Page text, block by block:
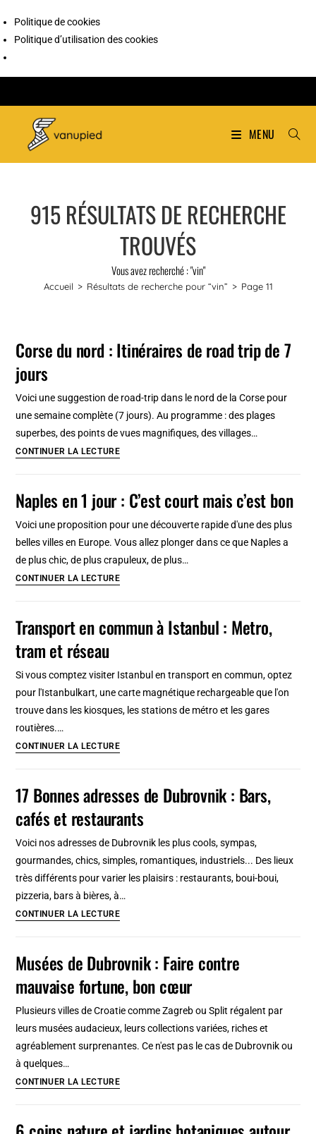
Politique de cookies
Politique d’utilisation des cookies
MENU
915RÉSULTATS DE RECHERCHE
TROUVÉS
Vous avez recherché : "vin"
Accueil > Résultats de recherche pour“vin” > Page 11
Corse du nord : Itinéraires de road trip de 7
jours
Voici une suggestion de road-trip dans le nord de la Corse pour
une semaine complète (7 jours). Au programme : des plages
superbes, des points de vues magnifiques, des villages…
CONTINUER LA LECTURECorse
:
Itinéraires
de
road
trip
jours
Naples en 1 jour : C’est court mais c’est bon
Voici une proposition pour une découverte rapide d'une des plus
belles villes en Europe. Vous allez plonger dans ce que Naples a
de plus chic, de plus crapuleux, de plus…
CONTINUER LA LECTURENaples
jour
c’est
Transport en commun à Istanbul : Metro,
tram et réseau
Si vous comptez visiter Istanbul en transport en commun, optez
pour l'Istanbulkart, une carte magnétique rechargeable que l'on
trouve dans les kiosques, les stations de métro et les gares
routières.…
CONTINUER LA LECTURETransport
à
Istanbul
tram
17 Bonnes adresses de Dubrovnik : Bars,
cafés et restaurants
Voici nos adresses de Dubrovnik les plus cools, sympas,
gourmandes, chics, simples, romantiques, industriels... Des lieux
très différents pour varier les plaisirs : restaurants, boui-boui,
pizzeria, bars à bières, à…
CONTINUER LA LECTURE17
de
Dubrovnik
cafés
Musées de Dubrovnik : Faire contre
mauvaise fortune, bon cœur
Plusieurs villes de Croatie comme Zagreb ou Split régalent par
leurs musées audacieux, leurs collections variées, riches et
agréablement surprenantes. Ce n'est pas le cas de Dubrovnik ou
à quelques…
CONTINUER LA LECTUREMusées